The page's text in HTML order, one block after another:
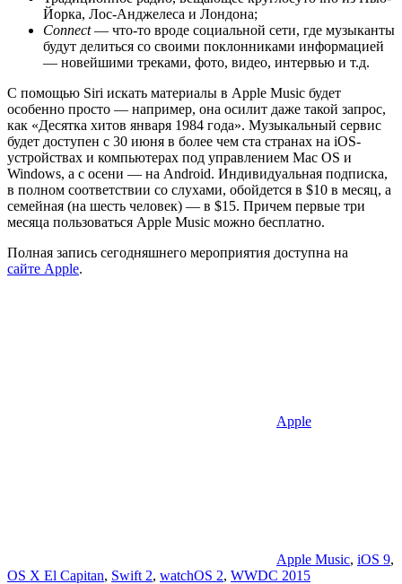
Йорка, Лос-Анджелеса и Лондона;
Connect— что-то вроде социальной сети, где музыканты
будут делиться со своими поклонниками информацией
— новейшими треками, фото, видео, интервью и т.д.
С помощью Siri искать материалы в Apple Music будет
особенно просто — например, она осилит даже такой запрос,
как «Десятка хитов января 1984 года». Музыкальный сервис
будет доступен с 30 июня в более чем ста странах на iOS-
устройствах и компьютерах под управлением Mac OS и
Windows, а с осени — на Android. Индивидуальная подписка,
в полном соответствии со слухами, обойдется в $10 в месяц, а
семейная (на шесть человек) — в $15. Причем первые три
месяца пользоваться Apple Music можно бесплатно.
Полная запись сегодняшнего мероприятия доступна на
сайте Apple.
Apple
Apple Music, iOS 9,
OS X El Capitan, Swift 2, watchOS 2, WWDC 2015